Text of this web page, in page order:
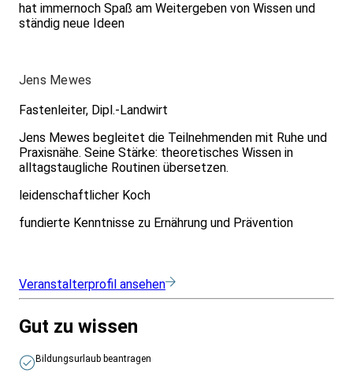
hat immernoch Spaß am Weitergeben von Wissen und
ständig neue Ideen
Jens Mewes
Fastenleiter, Dipl.-Landwirt
Jens Mewes begleitet die Teilnehmenden mit Ruhe und
Praxisnähe. Seine Stärke: theoretisches Wissen in
alltagstaugliche Routinen übersetzen.
leidenschaftlicher Koch
fundierte Kenntnisse zu Ernährung und Prävention
Veranstalterprofil ansehen
Gut zu wissen
Bildungsurlaub beantragen